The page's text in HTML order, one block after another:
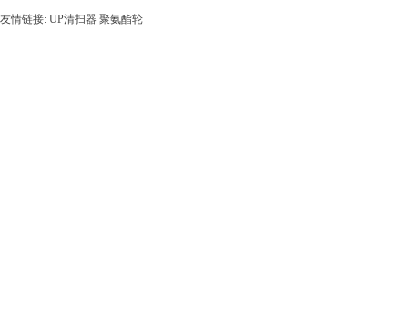
友情链接: UP清扫器 聚氨酯轮